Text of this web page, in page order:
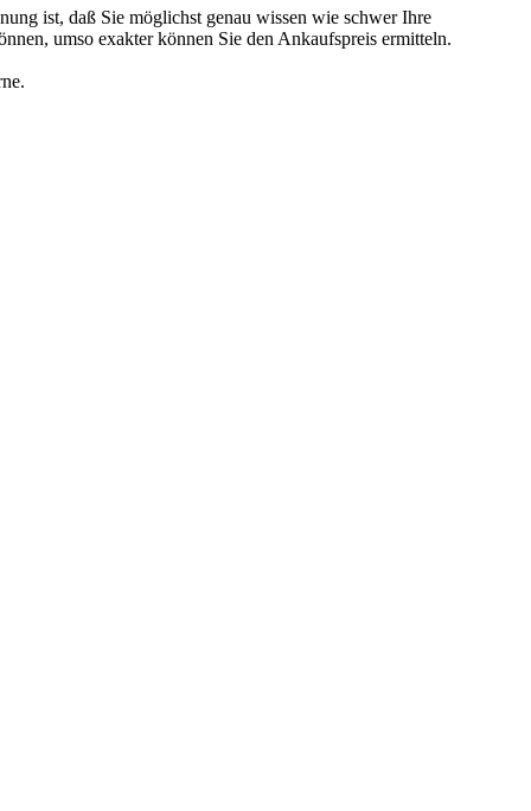
ist, daß Sie möglichst genau wissen wie schwer Ihre
umso exakter können Sie den Ankaufspreis ermitteln.